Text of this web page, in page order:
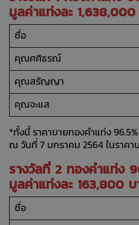
มูลค่าแท่งละ
ชื่อ
คุณศศิธรณ์
คุณสรัญญา
คุณจะแส
*ทั้งนี้ ราคาขายทองคำแท่ง
ณ วันที่ 7 มกราคม 2564 ในราคา
รางวัลที่ 2 ทองคำแท่ง
มูลค่าแท่งละ 163,800
ชื่อ